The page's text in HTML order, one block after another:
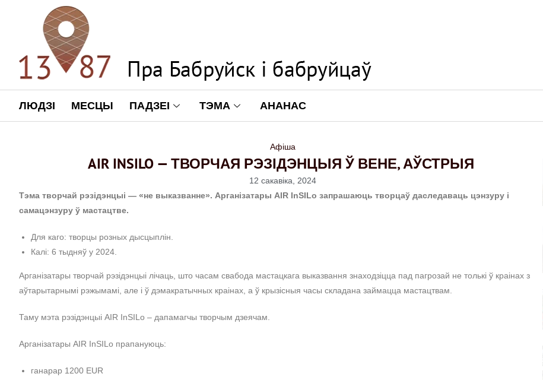
ЛЮДЗІ МЕСЦЫ ПАДЗЕІ ТЭМА АНАНАС
Афіша
AIR INSILO — ТВОРЧАЯ РЭЗІДЭНЦЫЯ Ў ВЕНЕ, АЎСТРЫЯ
12 сакавіка, 2024
Тэма творчай рэзідэнцыі — «не выказванне». Арганізатары AIR InSILo запрашаюць творцаў даследаваць цэнзуру і
самацэнзуру ў мастацтве.
Для каго: творцы розных дысцыплін.
Калі: 6 тыдняў у 2024.
Арганізатары творчай рэзідэнцыі лічаць, што часам свабода мастацкага выказвання знаходзіцца пад пагрозай не толькі ў краінах з
аўтарытарнымі рэжымамі, але і ў дэмакратычных краінах, а ў крызісныя часы складана займацца мастацтвам.
Таму мэта рэзідэнцыі AIR InSILo – дапамагчы творчым дзеячам.
Арганізатары AIR InSILo прапануюць:
ганарар 1200 EUR